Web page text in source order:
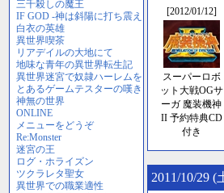
[2012/01/12]
スーパーロボ
ット大戦OGサ
ーガ 魔装機神
II 予約特典CD
付き
2011/10/29